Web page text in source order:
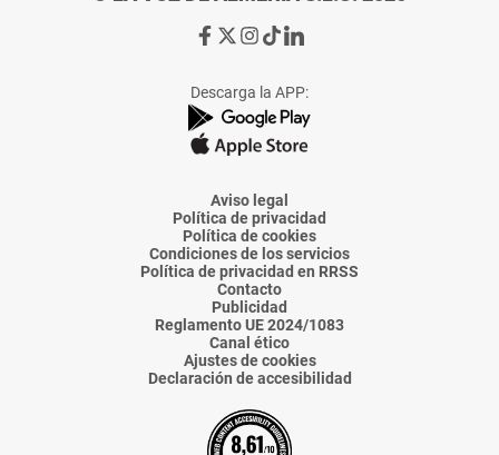
Ir
de
La
Voz
Almería
Ir
de
La
Voz
Almería
Ir
de
La
Voz
Almería
Ir
de
La
Voz
Almería
Ir
de
La
Voz
Descarga la APP:
Aviso legal
Política de privacidad
Política de cookies
Condiciones de los servicios
Política de privacidad en RRSS
Contacto
Publicidad
Reglamento UE 2024/1083
Canal ético
Ajustes de cookies
Declaración de accesibilidad